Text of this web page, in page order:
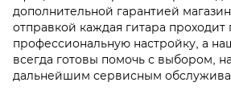
дополнительной гарантией
отправкой каждая гитара проходит
профессиональную настройку, а
всегда готовы помочь с выбором,
дальнейшим сервисным